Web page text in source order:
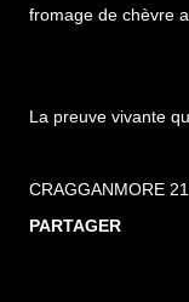
fromage de chèvre
La preuve vivante
CRAGGANMORE
PARTAGER